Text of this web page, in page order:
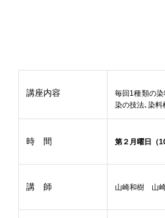
講座内容
毎回1種類の
染の技法､染料
時 間 第２月曜日（
講 師 山崎和樹 山